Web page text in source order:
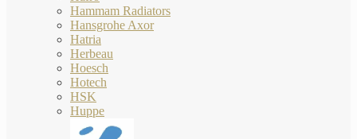
Hammam Radiators
Hansgrohe Axor
Hatria
Herbeau
Hoesch
Hotech
HSK
Huppe